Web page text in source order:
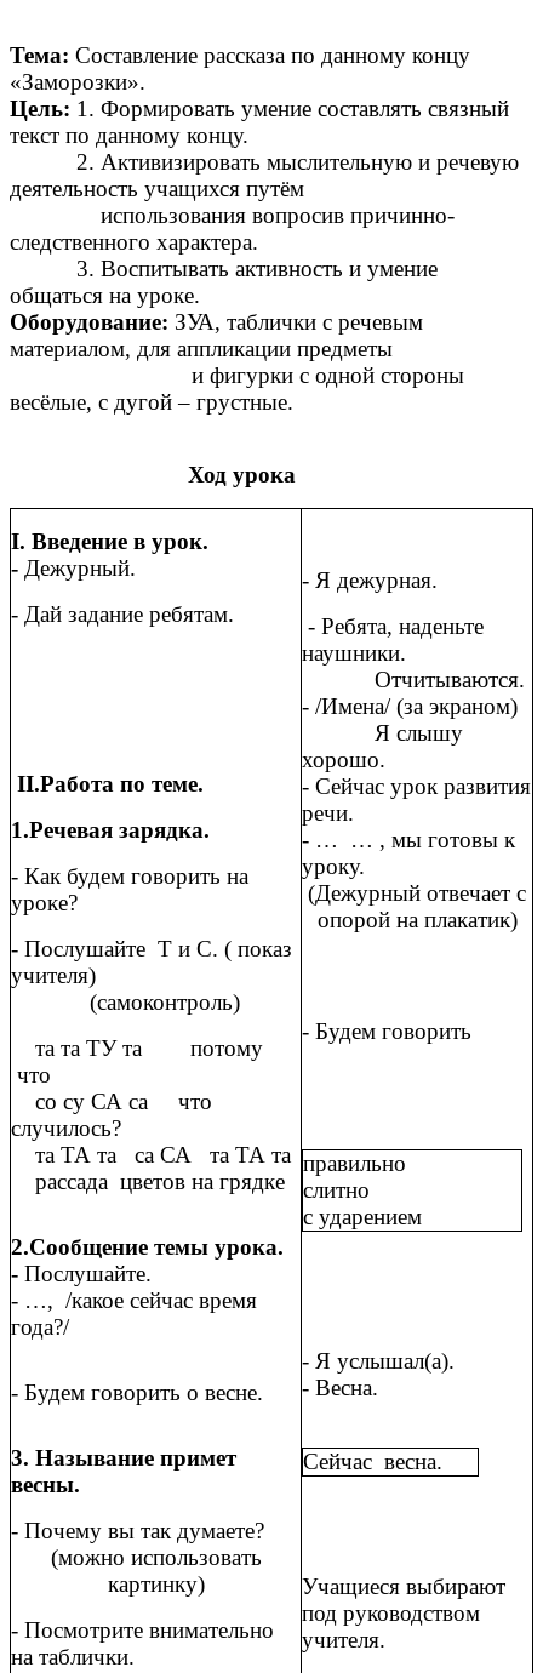
Тема: Составление рассказа по данному концу
«Заморозки».
Цель: 1. Формировать умение составлять связный
текст по данному концу.
2. Активизировать мыслительную и речевую
деятельность учащихся путём
использования вопросив причинно-
следственного характера.
3. Воспитывать активность и умение
общаться на уроке.
Оборудование: ЗУА, таблички с речевым
материалом, для аппликации предметы
и фигурки с одной стороны
весёлые, с дугой – грустные.
Ход урока
I. Введение в урок.
- Дежурный.
- Дай задание ребятам.
II.Работа по теме.
1.Речевая зарядка.
- Как будем говорить на
уроке?
- Послушайте Т и С. ( показ
учителя)
(самоконтроль)
та та ТУ та потому
что
со су СА са что
случилось?
та ТА та са СА та ТА та
рассада цветов на грядке
2.Сообщение темы урока.
- Послушайте.
- …, /какое сейчас время
года?/
- Будем говорить о весне.
3. Называние примет
весны.
- Почему вы так думаете?
(можно использовать
картинку)
- Посмотрите внимательно
на таблички.
- Я дежурная.
- Ребята, наденьте
наушники.
Отчитываются.
- /Имена/ (за экраном)
Я слышу
хорошо.
- Сейчас урок развития
речи.
- … … , мы готовы к
уроку.
(Дежурный отвечает с
опорой на плакатик)
- Будем говорить
правильно
слитно
с ударением
- Я услышал(а).
- Весна.
Сейчас весна.
Учащиеся выбирают
под руководством
учителя.